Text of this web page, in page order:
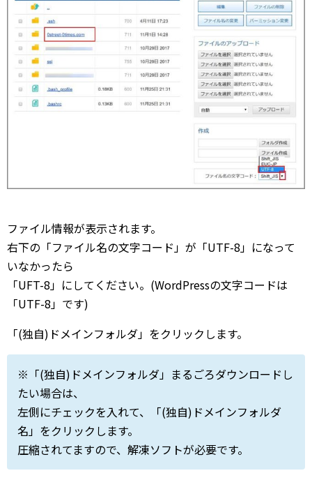
ファイル情報が表示されます。
右下の「ファイル名の文字コード」が「UTF-8」になって
いなかったら
「UFT-8」にしてください。(WordPressの文字コードは
「UTF-8」です)
「(独自)ドメインフォルダ」をクリックします。
※「(独自)ドメインフォルダ」まるごろダウンロードし
たい場合は、
左側にチェックを入れて、「(独自)ドメインフォルダ
名」をクリックします。
圧縮されてますので、解凍ソフトが必要です。